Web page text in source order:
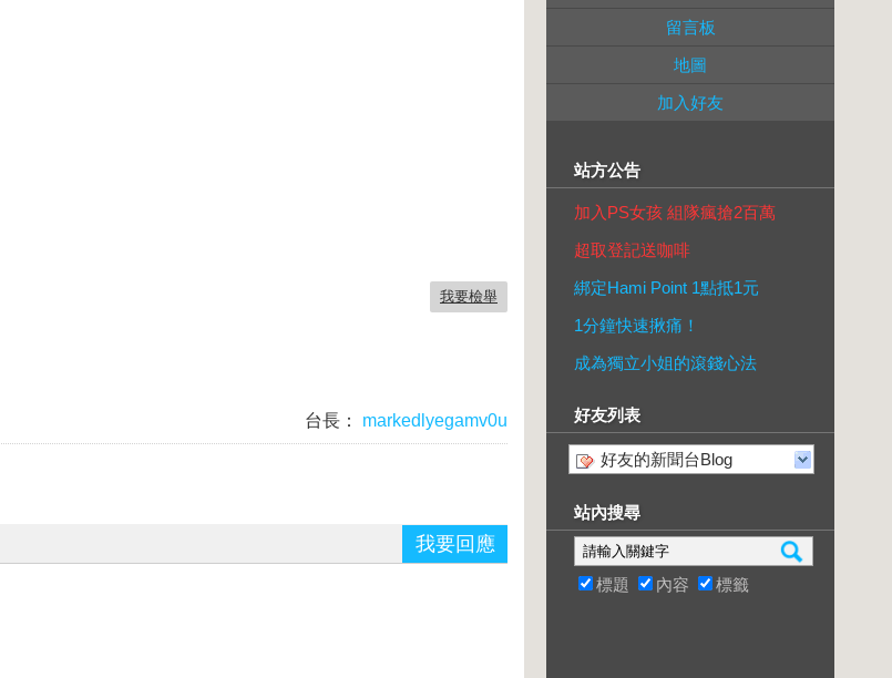
我要檢舉
台長：
markedlyegamv0u
我要回應
留言板
地圖
加入好友
站方公告
加入PS女孩 組隊瘋搶2百萬
超取登記送咖啡
綁定Hami Point 1點抵1元
1分鐘快速揪痛！
成為獨立小姐的滾錢心法
好友列表
好友的新聞台Blog
站內搜尋
標題 內容 標籤